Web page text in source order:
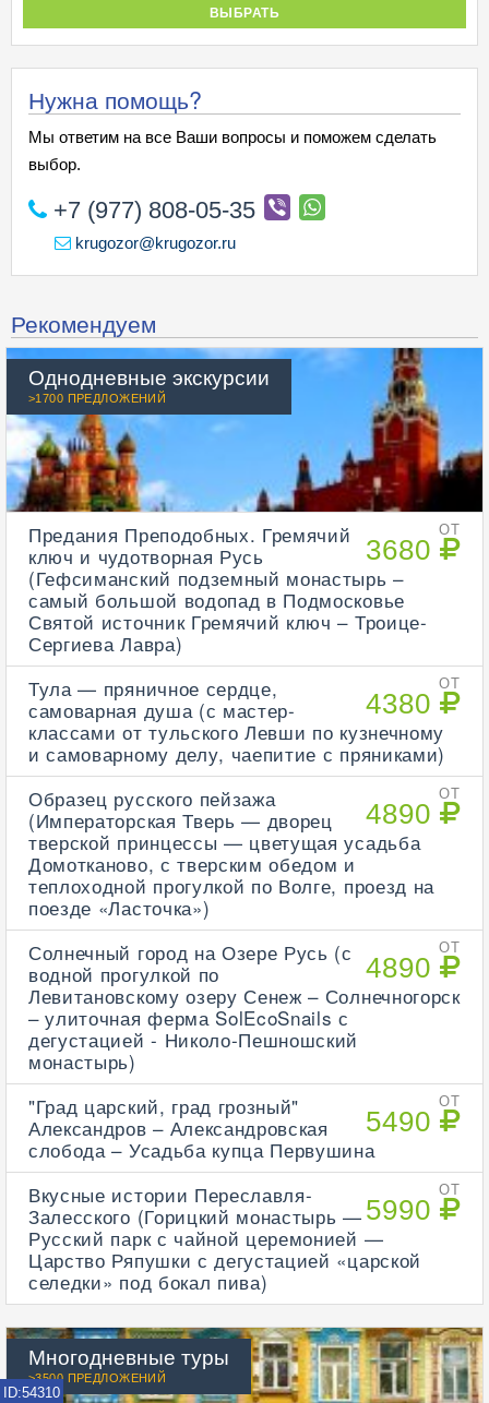
ВЫБРАТЬ
Нужна помощь?
Мы ответим на все Ваши вопросы и поможем сделать
выбор.
+7 (977) 808-05-35
krugozor@krugozor.ru
Рекомендуем
Однодневные экскурсии
>1700 ПРЕДЛОЖЕНИЙ
ОТ
3680
Предания Преподобных. Гремячий
ключ и чудотворная Русь
(Гефсиманский подземный монастырь –
самый большой водопад в Подмосковье
Святой источник Гремячий ключ – Троице-
Сергиева Лавра)
ОТ
4380
Тула — пряничное сердце,
самоварная душа (с мастер-
классами от тульского Левши по кузнечному
и самоварному делу, чаепитие с пряниками)
ОТ
4890
Образец русского пейзажа
(Императорская Тверь — дворец
тверской принцессы — цветущая усадьба
Домотканово, с тверским обедом и
теплоходной прогулкой по Волге, проезд на
поезде «Ласточка»)
ОТ
4890
Солнечный город на Озере Русь (с
водной прогулкой по
Левитановскому озеру Сенеж – Солнечногорск
– улиточная ферма SolEcoSnails с
дегустацией - Николо-Пешношский
монастырь)
ОТ
5490
"Град царский, град грозный"
Александров – Александровская
слобода – Усадьба купца Первушина
ОТ
5990
Вкусные истории Переславля-
Залесского (Горицкий монастырь —
Русский парк с чайной церемонией —
Царство Ряпушки с дегустацией «царской
селедки» под бокал пива)
Многодневные туры
>3500 ПРЕДЛОЖЕНИЙ
ID:54310